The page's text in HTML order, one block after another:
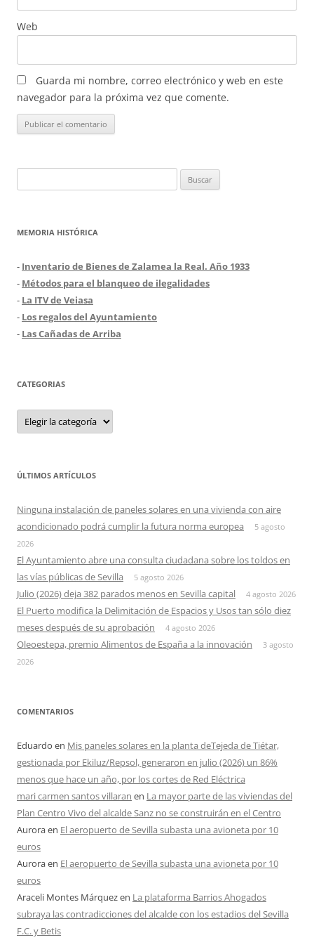
Web
Guarda mi nombre, correo electrónico y web en este
navegador para la próxima vez que comente.
MEMORIA HISTÓRICA
- Inventario de Bienes de Zalamea la Real. Año 1933
- Métodos para el blanqueo de ilegalidades
- La ITV de Veiasa
- Los regalos del Ayuntamiento
- Las Cañadas de Arriba
CATEGORIAS
Categorias
ÚLTIMOS ARTÍCULOS
Ninguna instalación de paneles solares en una vivienda con aire
acondicionado podrá cumplir la futura norma europea
5 agosto
2026
El Ayuntamiento abre una consulta ciudadana sobre los toldos en
las vías públicas de Sevilla
5 agosto 2026
Julio (2026) deja 382 parados menos en Sevilla capital 4 agosto 2026
El Puerto modifica la Delimitación de Espacios y Usos tan sólo diez
meses después de su aprobación
4 agosto 2026
Oleoestepa, premio Alimentos de España a la innovación
3 agosto
2026
COMENTARIOS
Eduardo en Mis paneles solares en la planta deTejeda de Tiétar,
gestionada por Ekiluz/Repsol, generaron en julio (2026) un 86%
menos que hace un año, por los cortes de Red Eléctrica
mari carmen santos villaran en La mayor parte de las viviendas del
Plan Centro Vivo del alcalde Sanz no se construirán en el Centro
Auroraen El aeropuerto de Sevilla subasta una avioneta por 10
euros
Auroraen El aeropuerto de Sevilla subasta una avioneta por 10
euros
Araceli Montes Márquezen La plataforma Barrios Ahogados
subraya las contradicciones del alcalde con los estadios del Sevilla
F.C. y Betis